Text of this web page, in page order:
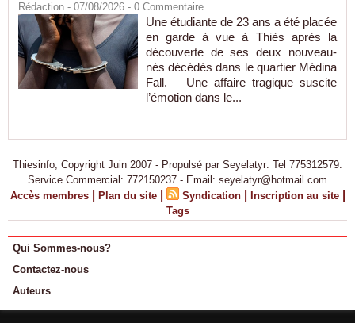
Rédaction - 07/08/2026 - 0 Commentaire
Une étudiante de 23 ans a été placée
en garde à vue à Thiès après la
découverte de ses deux nouveau-
nés décédés dans le quartier Médina
Fall. Une affaire tragique suscite
l’émotion dans le...
Thiesinfo, Copyright Juin 2007 - Propulsé par Seyelatyr: Tel 775312579.
Service Commercial: 772150237 - Email: seyelatyr@hotmail.com
Accès membres | Plan du site | Syndication | Inscription au site |
Tags
Qui Sommes-nous?
Contactez-nous
Auteurs